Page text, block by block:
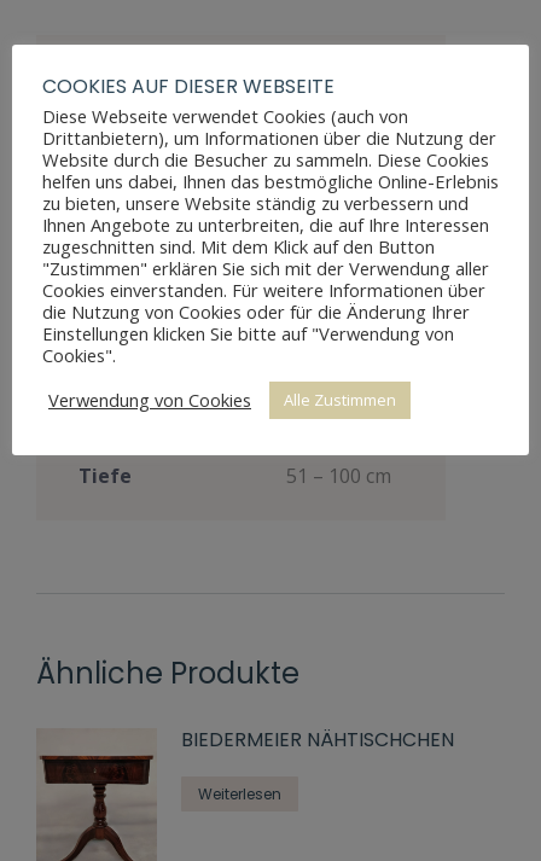
Maße Höhe 76 cm
Maße Breite
100 cm,180
cm
Maße Tiefe
82 cm
Materialien
Kirsche
Stil
Biedermeier
Möbelart
Esstisch
2010/2011
Tiefe
51 – 100 cm
Ähnliche Produkte
BIEDERMEIER NÄHTISCHCHEN
Weiterlesen
COOKIES AUF DIESER WEBSEITE
Diese Webseite verwendet Cookies (auch von
Drittanbietern), um Informationen über die Nutzung der
Website durch die Besucher zu sammeln. Diese Cookies
helfen uns dabei, Ihnen das bestmögliche Online-Erlebnis
zu bieten, unsere Website ständig zu verbessern und
Ihnen Angebote zu unterbreiten, die auf Ihre Interessen
zugeschnitten sind. Mit dem Klick auf den Button
"Zustimmen" erklären Sie sich mit der Verwendung aller
Cookies einverstanden. Für weitere Informationen über
die Nutzung von Cookies oder für die Änderung Ihrer
Einstellungen klicken Sie bitte auf "Verwendung von
Cookies".
Verwendung von Cookies
Alle Zustimmen